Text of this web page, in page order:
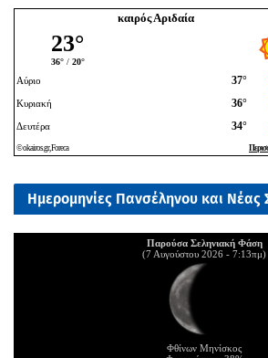
καιρός Αριδαία
Ημερομηνίες Πανσέληνου και Νέας
Παρούσα Σεληνιακή Φάση
(7 Αυγούστου 2026 - 7:13πμ)
Φθίνων Μηνίσκος